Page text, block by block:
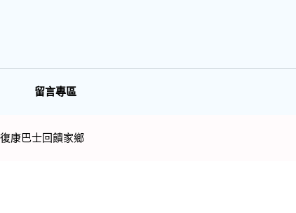
留言專區
康巴士回饋家鄉